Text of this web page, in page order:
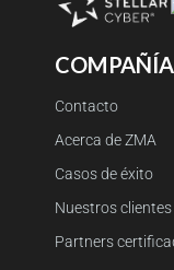
COMPAÑÍA
Contacto
Acerca de ZMA
Casos de éxito
Nuestros clientes
Partners